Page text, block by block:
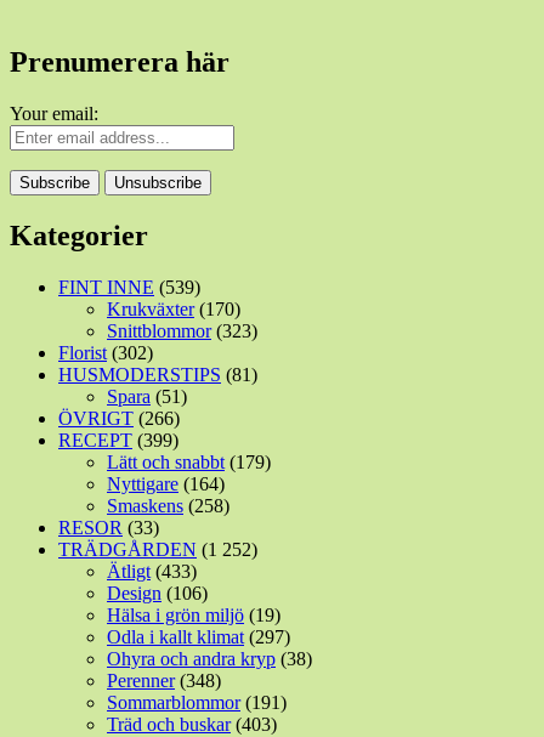
Prenumerera här
Your email:
Kategorier
FINT INNE (539)
Krukväxter(170)
Snittblommor(323)
Florist (302)
HUSMODERSTIPS (81)
Spara (51)
ÖVRIGT (266)
RECEPT (399)
Lätt och snabbt (179)
Nyttigare (164)
Smaskens (258)
RESOR (33)
TRÄDGÅRDEN (1 252)
Ätligt (433)
Design (106)
Hälsa i grön miljö (19)
Odla i kallt klimat (297)
Ohyra och andra kryp (38)
Perenner(348)
Sommarblommor(191)
Träd och buskar(403)